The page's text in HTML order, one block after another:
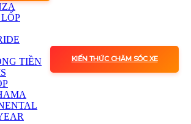
TIỀN
KIẾN THỨC CHĂM SÓC XE